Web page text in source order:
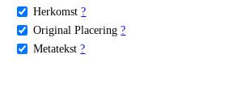
Herkomst ?
Original Placering ?
Metatekst ?